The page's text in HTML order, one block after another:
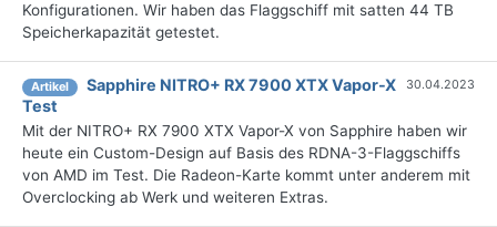
Konfigurationen. Wir haben das Flaggschiff mit satten 44 TB
Speicherkapazität getestet.
Artikel
Sapphire NITRO+ RX 7900 XTX Vapor-X
Test
30.04.2023
Mit der NITRO+ RX 7900 XTX Vapor-X von Sapphire haben wir
heute ein Custom-Design auf Basis des RDNA-3-Flaggschiffs
von AMD im Test. Die Radeon-Karte kommt unter anderem mit
Overclocking ab Werk und weiteren Extras.